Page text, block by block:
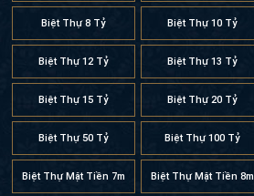
Biệt Thự 8 Tỷ Biệt Thự 10 Tỷ
Biệt Thự 12 Tỷ Biệt Thự 13 Tỷ
Biệt Thự 15 Tỷ Biệt Thự 20 Tỷ
Biệt Thự 50 Tỷ Biệt Thự 100 Tỷ
Biệt Thự Mặt Tiền 7m Biệt Thự Mặt Tiền 8m